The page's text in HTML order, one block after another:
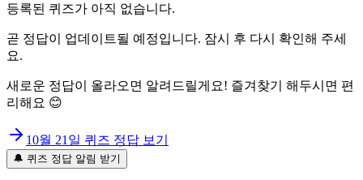
등록된 퀴즈가 아직 없습니다.
곧 정답이 업데이트될 예정입니다. 잠시 후 다시 확인해 주세
요.
새로운 정답이 올라오면 알려드릴게요! 즐겨찾기 해두시면 편
리해요 😊
10월 21일 퀴즈 정답 보기
🔔 퀴즈 정답 알림 받기